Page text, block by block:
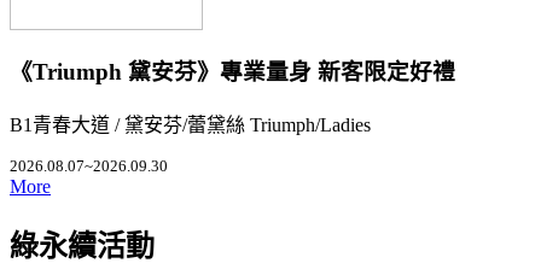
《Triumph 黛安芬》專業量身 新客限定好禮
B1青春大道 / 黛安芬/蕾黛絲 Triumph/Ladies
2026.08.07~2026.09.30
More
綠永續活動